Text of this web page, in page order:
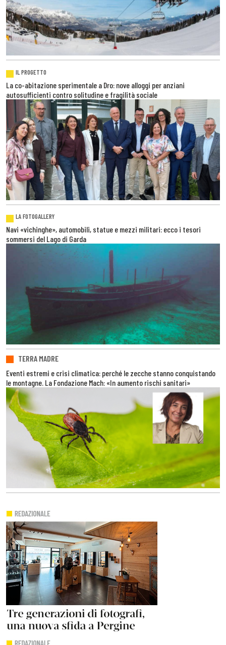
IL PROGETTO
La co-abitazione sperimentale a Dro: nove alloggi per anziani
autosufficienti contro solitudine e fragilità sociale
LA FOTOGALLERY
Navi «vichinghe», automobili, statue e mezzi militari: ecco i tesori
sommersi del Lago di Garda
TERRA MADRE
Eventi estremi e crisi climatica: perché le zecche stanno conquistando
le montagne. La Fondazione Mach: «In aumento rischi sanitari»